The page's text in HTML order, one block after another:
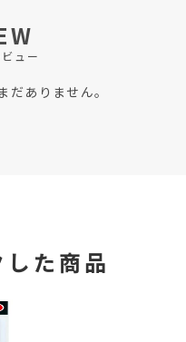
ュー
だありません。
た商品